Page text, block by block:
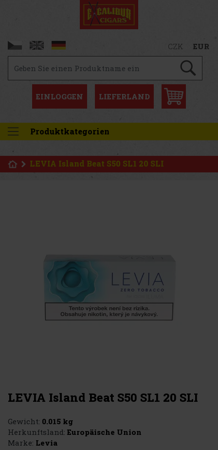
CZK EUR
EINLOGGEN LIEFERLAND
Produktkategorien
LEVIA Island Beat S50 SL1 20 SLI
LEVIA Island Beat S50 SL1 20 SLI
Gewicht: 0.015 kg
Herkunftsland: Europäische Union
Marke: Levia